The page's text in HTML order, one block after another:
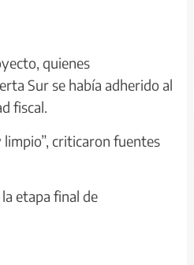
quienes
Sur se había adherido al
fiscal.
criticaron fuentes
etapa final de